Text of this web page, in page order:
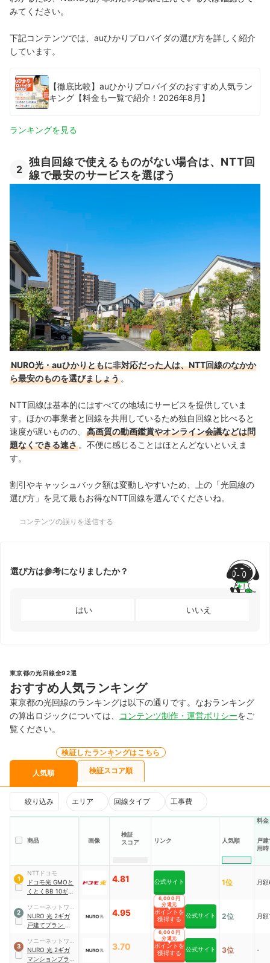
みてください。
下記コンテンツでは、auひかりプロバイダの選び方を詳しく紹介
しています。
【徹底比較】auひかりプロバイダのおすすめ人気ラン
キング【料金も一覧で紹介！2026年8月】
ランキングを見る
2
独自回線で使えるものがない場合は、NTT回
線で最安のサービスを選ぼう
NURO光・auひかりともに非対応だった人は、NTT回線のなかか
ら最安のものを選びましょう 。
NTT回線は基本的にはすべての地域にサービスを提供していま
す。ほかの事業者と回線を共用しているため独自回線と比べると
速度が遅いものの、
高画質の動画鑑賞やオンライン会議などは問
題なくできる速さ 。不便に感じることはほとんどないといえま
す。
割引やキャッシュバック額は変動しやすいため、上の「光回線の
選び方」を見て最もお得なNTT回線を選んでくださいね。
コンテンツの誤りを送信する
選び方は参考になりましたか？
はい いいえ
東京都の光回線全92選
おすすめ人気ランキング
東京都の光回線のランキングは以下の通りです。なおランキング
の算出ロジックについては、
コンテンツ制作・運営ポリシーをご
覧ください。
人気順
検証したランキングはこちら
検証スコア順
絞り込み エリア 回線タイプ 工事費
商品 画像
検証
スコア
リンク 人気順
料金
戸
用時
1
NTTドコモ
ドコモ光 GMOと
くとくBB 10ギガ
契約
4.81 公式サイト 1位 月
2
ソニーネットワー
クコミュニケーシ
ョンズ
NURO 光 2ギガ
戸建てプラン 契約
4.95
ポイントを
獲得する
6,000円
分還元
公式サイト 2位 月
3
ソニーネットワー
クコミュニケーシ
ョンズ
NURO 光 2ギガ
マンションプラン
3.70
ポイントを
獲得する
6,000円
分還元
公式サイト 3位 -